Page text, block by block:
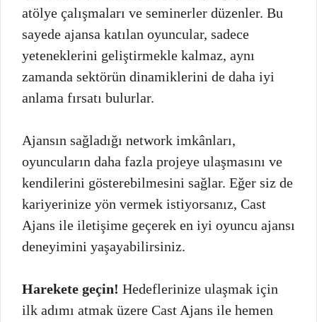
atölye çalışmaları ve seminerler düzenler. Bu
sayede ajansa katılan oyuncular, sadece
yeteneklerini geliştirmekle kalmaz, aynı
zamanda sektörün dinamiklerini de daha iyi
anlama fırsatı bulurlar.
Ajansın sağladığı network imkânları,
oyuncuların daha fazla projeye ulaşmasını ve
kendilerini gösterebilmesini sağlar. Eğer siz de
kariyerinize yön vermek istiyorsanız, Cast
Ajans ile iletişime geçerek en iyi oyuncu ajansı
deneyimini yaşayabilirsiniz.
Harekete geçin! Hedeflerinize ulaşmak için
ilk adımı atmak üzere Cast Ajans ile hemen